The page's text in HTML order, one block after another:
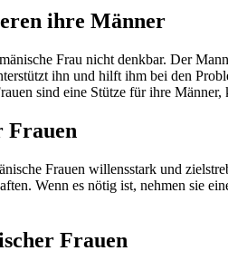
ihre Männer
Frau nicht denkbar. Der
ihn und hilft ihm bei den
sind eine Stütze für ihre
Frauen
Frauen willensstark und
Wenn es nötig ist, nehmen sie
Frauen